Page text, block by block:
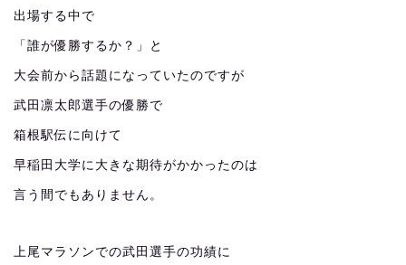
出場する中で
「誰が優勝するか？」と
大会前から話題になっていたのですが
武田凛太郎選手の優勝で
箱根駅伝に向けて
早稲田大学に大きな期待がかかったのは
言う間でもありません。
上尾マラソンでの武田選手の功績に